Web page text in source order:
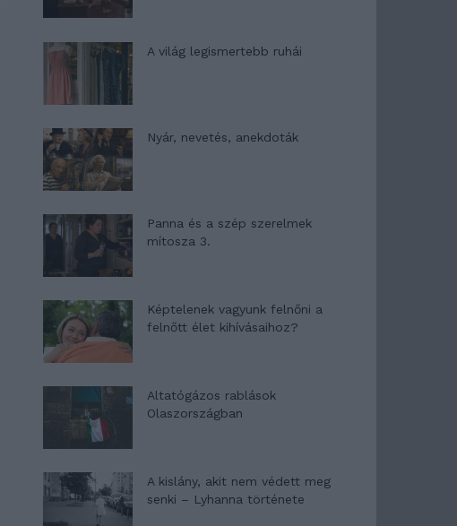
A világ legismertebb ruhái
Nyár, nevetés, anekdoták
Panna és a szép szerelmek
mítosza 3.
Képtelenek vagyunk felnőni a
felnőtt élet kihívásaihoz?
Altatógázos rablások
Olaszországban
A kislány, akit nem védett meg
senki – Lyhanna története